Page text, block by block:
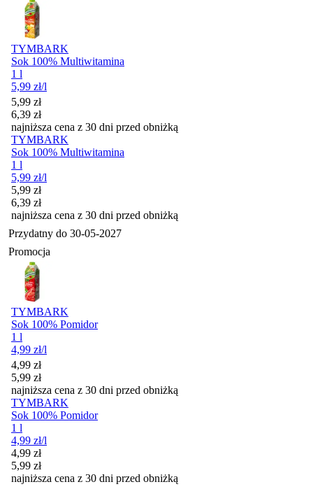
TYMBARK
Sok 100% Multiwitamina
1 l
5,99 zł/l
Cena promocyjna
5,99 zł
6,39 zł
najniższa cena z 30 dni przed obniżką
TYMBARK
Sok 100% Multiwitamina
1 l
5,99 zł/l
Cena promocyjna
5,99 zł
6,39 zł
najniższa cena z 30 dni przed obniżką
Przydatny do 30-05-2027
Promocja
TYMBARK
Sok 100% Pomidor
1 l
4,99 zł/l
Cena promocyjna
4,99 zł
5,99 zł
najniższa cena z 30 dni przed obniżką
TYMBARK
Sok 100% Pomidor
1 l
4,99 zł/l
Cena promocyjna
4,99 zł
5,99 zł
najniższa cena z 30 dni przed obniżką